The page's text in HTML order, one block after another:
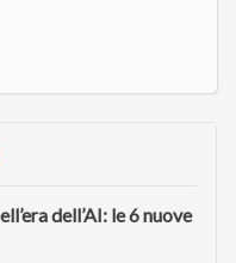
dell’AI: le 6 nuove